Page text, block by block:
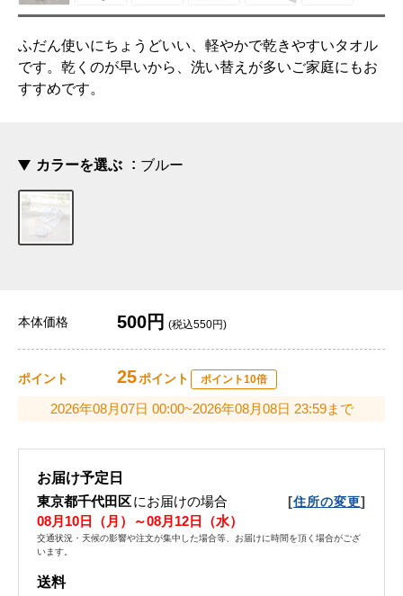
ふだん使いにちょうどいい、軽やかで乾きやすいタオル
です。乾くのが早いから、洗い替えが多いご家庭にもお
すすめです。
カラーを選ぶ ブルー
本体価格 500円 (税込550円)
ポイント 25ポイント ポイント10倍
2026年08月07日 00:00~2026年08月08日 23:59まで
お届け予定日
東京都千代田区にお届けの場合 [住所の変更]
08月10日（月）～08月12日（水）
交通状況・天候の影響や注文が集中した場合等、お届けに時間を頂く場合がござ
います。
送料